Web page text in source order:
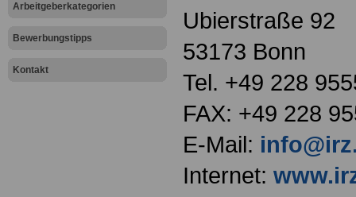
Arbeitgeberkategorien
Bewerbungstipps
Kontakt
Ubierstraße 92
53173 Bonn
Tel. +49 228
FAX: +49 228
E-Mail:
Internet: